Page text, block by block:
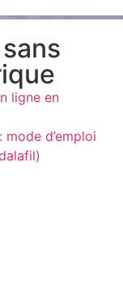
ligne en
d’emploi